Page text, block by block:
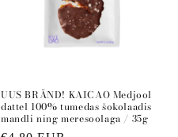
UUS BRÄND! KAICAO Medjool
dattel 100% tumedas šokolaadis
mandli ning meresoolaga / 35g